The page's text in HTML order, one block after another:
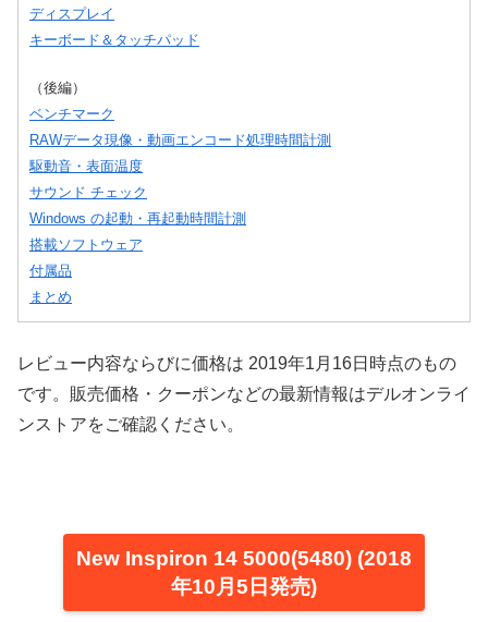
ディスプレイ
キーボード＆タッチパッド
（後編）
ベンチマーク
RAWデータ現像・動画エンコード処理時間計測
駆動音・表面温度
サウンド チェック
Windows の起動・再起動時間計測
搭載ソフトウェア
付属品
まとめ
レビュー内容ならびに価格は 2019年1月16日時点のもの
です。販売価格・クーポンなどの最新情報はデルオンライ
ンストアをご確認ください。
New Inspiron 14 5000(5480) (2018
年10月5日発売)